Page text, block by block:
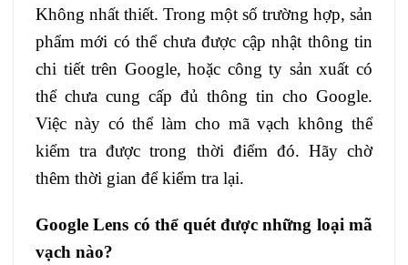
Không nhất thiết. Trong một số trường hợp, sản
phẩm mới có thể chưa được cập nhật thông tin
chi tiết trên Google, hoặc công ty sản xuất có
thể chưa cung cấp đủ thông tin cho Google.
Việc này có thể làm cho mã vạch không thể
kiểm tra được trong thời điểm đó. Hãy chờ
thêm thời gian để kiểm tra lại.
Google Lens có thể quét được những loại mã
vạch nào?